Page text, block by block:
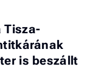
Tisza-
is beszállt